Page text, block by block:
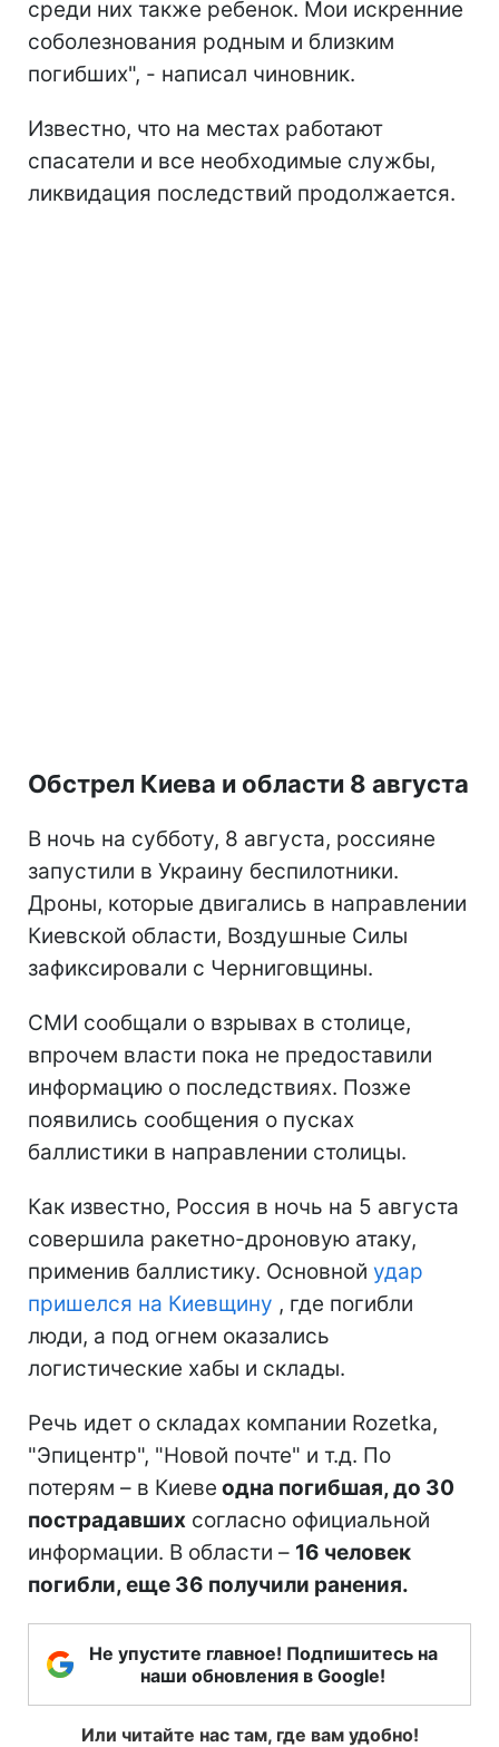
среди них также ребенок. Мои искренние
соболезнования родным и близким
погибших", - написал чиновник.
Известно, что на местах работают
спасатели и все необходимые службы,
ликвидация последствий продолжается.
Обстрел Киева и области 8 августа
В ночь на субботу, 8 августа, россияне
запустили в Украину беспилотники.
Дроны, которые двигались в направлении
Киевской области, Воздушные Силы
зафиксировали с Черниговщины.
СМИ сообщали о взрывах в столице,
впрочем власти пока не предоставили
информацию о последствиях. Позже
появились сообщения о пусках
баллистики в направлении столицы.
Как известно, Россия в ночь на 5 августа
совершила ракетно-дроновую атаку,
применив баллистику. Основной удар
пришелся на Киевщину , где погибли
люди, а под огнем оказались
логистические хабы и склады.
Речь идет о складах компании Rozetka,
"Эпицентр", "Новой почте" и т.д. По
потерям – в Киеве одна погибшая, до 30
пострадавших согласно официальной
информации. В области – 16 человек
погибли, еще 36 получили ранения.
Не упустите главное! Подпишитесь на
наши обновления в Google!
Или читайте нас там, где вам удобно!